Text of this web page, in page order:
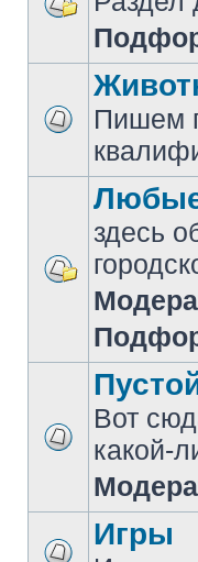
Пишем
Любые
здесь
Вот
какой-
Игры